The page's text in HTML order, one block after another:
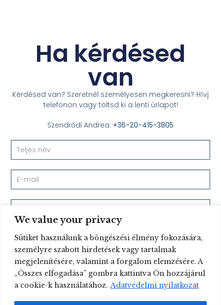
We value your privacy
Sütiket használunk a böngészési élmény fokozására,
személyre szabott hirdetések vagy tartalmak
megjelenítésére, valamint a forgalom elemzésére. A
„Összes elfogadása” gombra kattintva Ön hozzájárul
a cookie-k használatához. Adatvédelmi nyilatkozat
Ha kérdésed
van
Kérdésed van? Szeretnél személyesen megkeresni? Hívj
telefonon vagy töltsd ki a lenti űrlapot!
Szendrődi Andrea: +36-20-415-3805
Elküldöm